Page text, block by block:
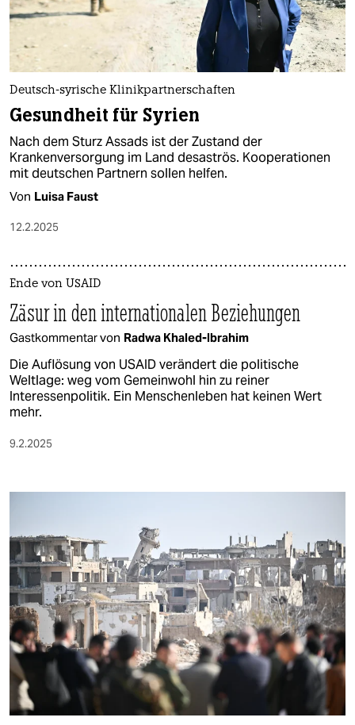
Deutsch-syrische Klinikpartnerschaften
Gesundheit für Syrien
Nach dem Sturz Assads ist der Zustand der
Krankenversorgung im Land desaströs. Kooperationen
mit deutschen Partnern sollen helfen.
Von Luisa Faust
12.2.2025
Ende von USAID
Zäsur in den internationalen Beziehungen
Gastkommentar von Radwa Khaled-Ibrahim
Die Auflösung von USAID verändert die politische
Weltlage: weg vom Gemeinwohl hin zu reiner
Interessenpolitik. Ein Menschenleben hat keinen Wert
mehr.
9.2.2025